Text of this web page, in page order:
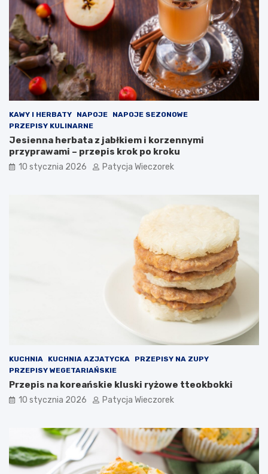
KAWY I HERBATY NAPOJE
NAPOJE SEZONOWE
PRZEPISY KULINARNE
Jesienna herbata z jabłkiem i korzennymi
przyprawami – przepis krok po kroku
10 stycznia 2026 Patycja Wieczorek
KUCHNIA KUCHNIA AZJATYCKA
PRZEPISY NA ZUPY
PRZEPISY WEGETARIAŃSKIE
Przepis na koreańskie kluski ryżowe tteokbokki
10 stycznia 2026 Patycja Wieczorek